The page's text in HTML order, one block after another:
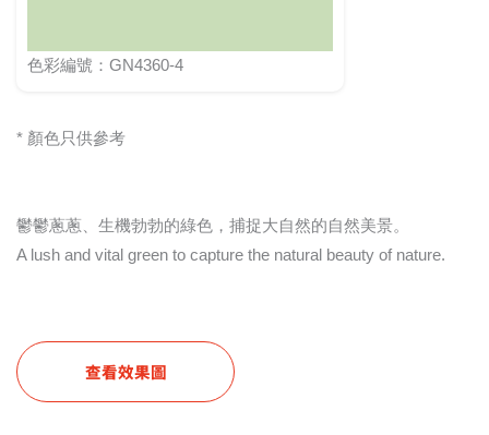
色彩編號：GN4360-4
* 顏色只供參考
鬱鬱蔥蔥、生機勃勃的綠色，捕捉大自然的自然美景。
A lush and vital green to capture the natural beauty of nature.
查看效果圖